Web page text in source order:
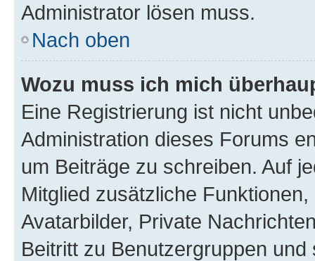
Administrator lösen muss.
Nach oben
Wozu muss ich mich
Eine Registrierung ist nicht
Administration dieses Forums
um Beiträge zu schreiben. Auf
Mitglied zusätzliche
Avatarbilder, Private
Beitritt zu Benutzergruppen